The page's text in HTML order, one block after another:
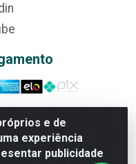
e de
experiência
publicidade
nº 3860, Jardim das
- CEP 75070-415 -